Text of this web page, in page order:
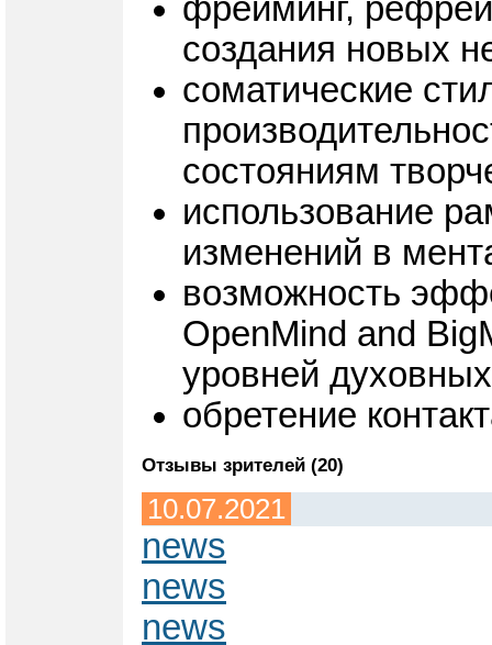
фрейминг,
создания новых
соматические
состояниям
использование
изменений в
возможность
OpenMind and
уровней
обретение
Отзывы зрителей (20)
10.07.2021
news
news
news